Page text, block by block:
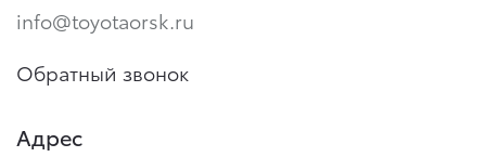
Адрес
info@toyotaorsk.ru
Обратный звонок